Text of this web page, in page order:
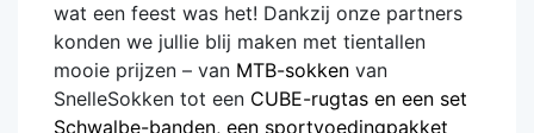
wat een feest was het! Dankzij onze partners
konden we jullie blij maken met tientallen
mooie prijzen – van MTB-sokken van
SnelleSokken tot een CUBE-rugtas en een set
Schwalbe-banden, een sportvoedingpakket